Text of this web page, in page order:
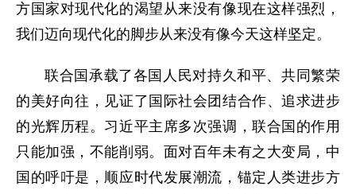
方国家对现代化的渴望从来没有像现在这样强烈，
我们迈向现代化的脚步从来没有像今天这样坚定。
联合国承载了各国人民对持久和平、共同繁荣
的美好向往，见证了国际社会团结合作、追求进步
的光辉历程。习近平主席多次强调，联合国的作用
只能加强，不能削弱。面对百年未有之大变局，中
国的呼吁是，顺应时代发展潮流，锚定人类进步方